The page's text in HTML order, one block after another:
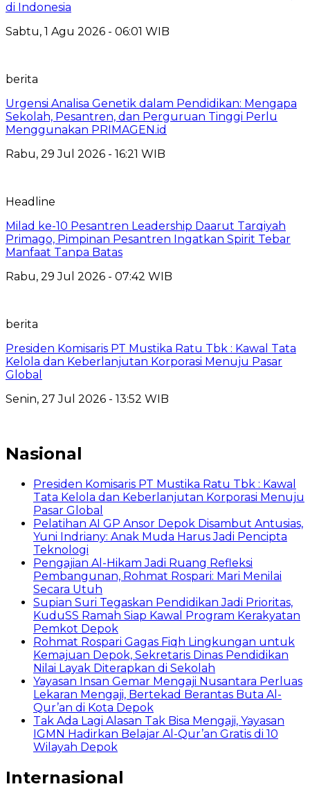
di Indonesia
Sabtu, 1 Agu 2026 - 06:01 WIB
berita
Urgensi Analisa Genetik dalam Pendidikan: Mengapa
Sekolah, Pesantren, dan Perguruan Tinggi Perlu
Menggunakan PRIMAGEN.id
Rabu, 29 Jul 2026 - 16:21 WIB
Headline
Milad ke-10 Pesantren Leadership Daarut Tarqiyah
Primago, Pimpinan Pesantren Ingatkan Spirit Tebar
Manfaat Tanpa Batas
Rabu, 29 Jul 2026 - 07:42 WIB
berita
Presiden Komisaris PT Mustika Ratu Tbk : Kawal Tata
Kelola dan Keberlanjutan Korporasi Menuju Pasar
Global
Senin, 27 Jul 2026 - 13:52 WIB
Nasional
Presiden Komisaris PT Mustika Ratu Tbk : Kawal
Tata Kelola dan Keberlanjutan Korporasi Menuju
Pasar Global
Pelatihan AI GP Ansor Depok Disambut Antusias,
Yuni Indriany: Anak Muda Harus Jadi Pencipta
Teknologi
Pengajian Al-Hikam Jadi Ruang Refleksi
Pembangunan, Rohmat Rospari: Mari Menilai
Secara Utuh
Supian Suri Tegaskan Pendidikan Jadi Prioritas,
KuduSS Ramah Siap Kawal Program Kerakyatan
Pemkot Depok
Rohmat Rospari Gagas Fiqh Lingkungan untuk
Kemajuan Depok, Sekretaris Dinas Pendidikan
Nilai Layak Diterapkan di Sekolah
Yayasan Insan Gemar Mengaji Nusantara Perluas
Lekaran Mengaji, Bertekad Berantas Buta Al-
Qur’an di Kota Depok
Tak Ada Lagi Alasan Tak Bisa Mengaji, Yayasan
IGMN Hadirkan Belajar Al-Qur’an Gratis di 10
Wilayah Depok
Internasional